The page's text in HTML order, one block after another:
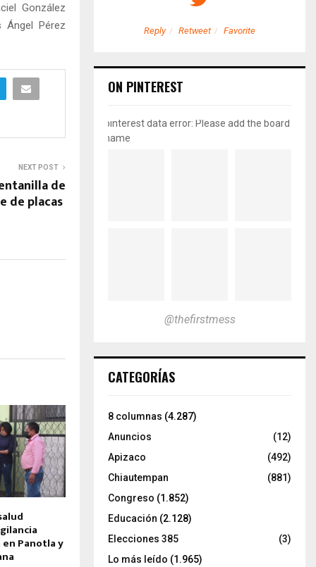
González
Ángel Pérez
NEXT POST
de
de placas
Panotla y
Favorite Reply Retweet Favorite
ON PINTEREST
pinterest data error: Please add the board
name
@thefirstmess
CATEGORÍAS
8 columnas (4.287)
Anuncios
(12)
Apizaco
(492)
Chiautempan
(881)
Congreso (1.852)
Educación (2.128)
Elecciones 385
(3)
Lo más leído (1.965)